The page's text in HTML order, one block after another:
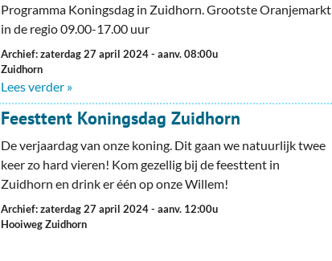
Programma Koningsdag in Zuidhorn. Grootste Oranjemarkt
in de regio 09.00-17.00 uur
Archief: zaterdag 27 april 2024- aanv. 08:00u
Zuidhorn
Lees verder »
Feesttent Koningsdag Zuidhorn
De verjaardag van onze koning. Dit gaan we natuurlijk twee
keer zo hard vieren! Kom gezellig bij de feesttent in
Zuidhorn en drink er één op onze Willem!
Archief: zaterdag 27 april 2024- aanv. 12:00u
Hooiweg Zuidhorn